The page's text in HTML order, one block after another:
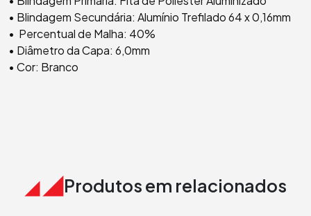
• Blindagem Secundária: Alumínio Trefilado 64 x 0,16mm
• Percentual de Malha: 40%
• Diâmetro da Capa: 6,0mm
• Cor: Branco
Produtos em relacionados